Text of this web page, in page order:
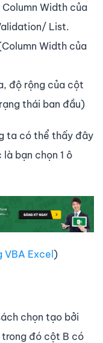
Width của
List.
Width của
độ rộng của cột
thái ban đầu)
ta có thể thấy đây
bạn chọn 1 ô
VBA Excel)
chọn tạo bởi
đó cột B có